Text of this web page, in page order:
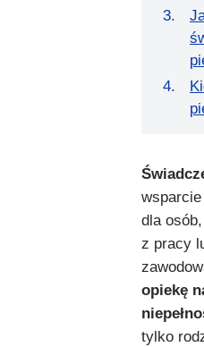
dla
z pracy
opiekę
tylko